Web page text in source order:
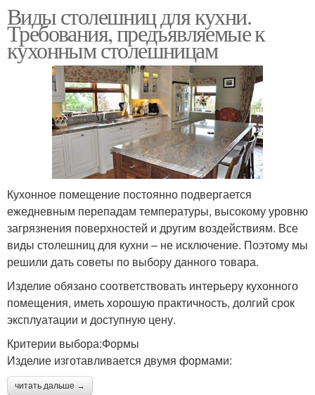
Виды столешниц для кухни.
Требования, предъявляемые к
кухонным столешницам
Кухонное помещение постоянно подвергается
ежедневным перепадам температуры, высокому уровню
загрязнения поверхностей и другим воздействиям. Все
виды столешниц для кухни – не исключение. Поэтому мы
решили дать советы по выбору данного товара.
Изделие обязано соответствовать интерьеру кухонного
помещения, иметь хорошую практичность, долгий срок
эксплуатации и доступную цену.
Критерии выбора:Формы
Изделие изготавливается двумя формами:
читать дальше →